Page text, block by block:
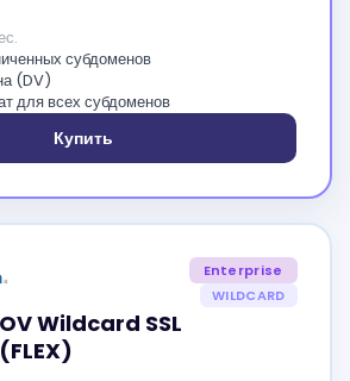
субдоменов
(DV)
для всех субдоменов
Купить
Enterprise
WILDCARD
Wildcard SSL